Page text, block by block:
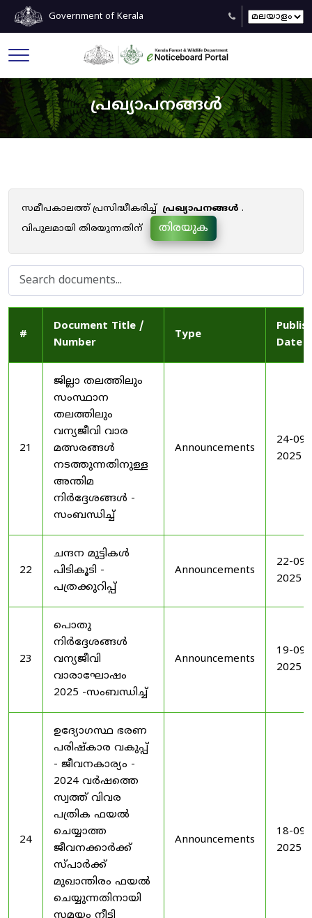
Government of Kerala
പ്രഖ്യാപനങ്ങൾ
സമീപകാലത്ത് പ്രസിദ്ധീകരിച്ച് പ്രഖ്യാപനങ്ങൾ .
വിപുലമായി തിരയുന്നതിന്
തിരയുക
#
Document Title /
Number
Type
Date
21
ജില്ലാ തലത്തിലും
സംസ്ഥാന
തലത്തിലും
വന്യജീവി വാര
മത്സരങ്ങൾ
നടത്തുന്നതിനുള്ള
അന്തിമ
നിർദ്ദേശങ്ങൾ -
സംബന്ധിച്ച്
Announcements
24-09-
2025
22
ചന്ദന മുട്ടികൾ
പിടികൂടി -
പത്രക്കുറിപ്പ്
Announcements
22-09-
2025
23
പൊതു
നിർദ്ദേശങ്ങൾ
വന്യജീവി
വാരാഘോഷം
2025 -സംബന്ധിച്ച്
Announcements
19-09-
2025
24
ഉദ്യോഗസ്ഥ ഭരണ
പരിഷ്കാര വകുപ്പ്
- ജീവനകാര്യം -
2024 വർഷത്തെ
സ്വത്ത് വിവര
പത്രിക ഫയൽ
ചെയ്യാത്ത
ജീവനക്കാർക്ക്
സ്പാർക്ക്
മുഖാന്തിരം ഫയൽ
ചെയ്യുന്നതിനായി
Announcements
18-09-
2025